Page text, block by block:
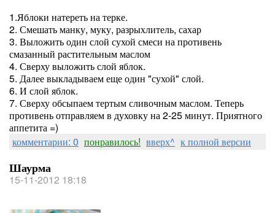
1.Яблоки натереть на терке.
2. Смешать манку, муку, разрыхлитель, сахар
3. Выложить один слой сухой смеси на противень
смазанный растительным маслом
4. Сверху выложить слой яблок.
5. Далее выкладываем еще один "сухой" слой.
6. И слой яблок.
7. Сверху обсыпаем тертым сливочным маслом. Теперь
противень отправляем в духовку на 2-25 минут. Приятного
аппетита =)
комментарии: 0 понравилось! вверх^ к полной версии
Шаурма
15-11-2012 18:18